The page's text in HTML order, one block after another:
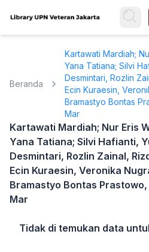
Beranda
Kartawati Mardiah;
Yana Tatiana; Silvi
Desmintari, Rozlin
Ecin Kuraesin,
Bramastyo Bontas
Mar
Kartawati Mardiah; Nur Eris
Yana Tatiana; Silvi Hafianti,
Desmintari, Rozlin Zainal,
Ecin Kuraesin, Veronika
Bramastyo Bontas
Mar
Tidak di temukan data